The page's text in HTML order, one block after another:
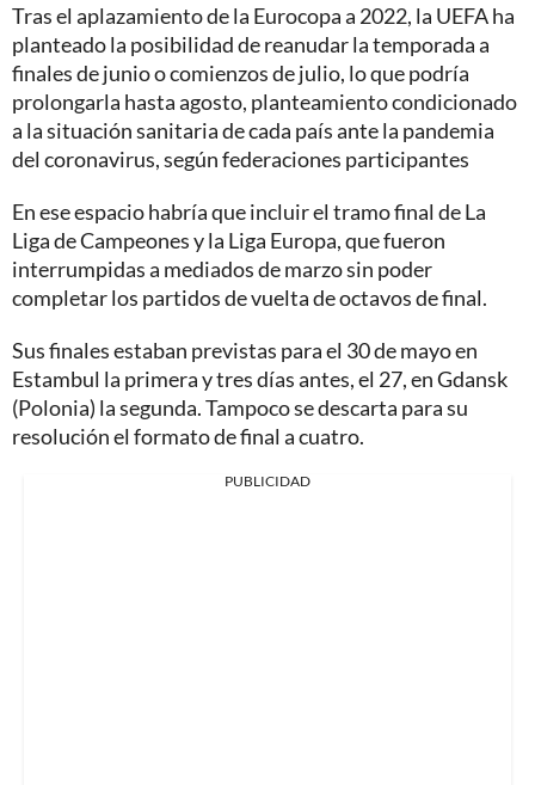
Tras el aplazamiento de la Eurocopa a 2022, la UEFA ha
planteado la posibilidad de reanudar la temporada a
finales de junio o comienzos de julio, lo que podría
prolongarla hasta agosto, planteamiento condicionado
a la situación sanitaria de cada país ante la pandemia
del coronavirus, según federaciones participantes
En ese espacio habría que incluir el tramo final de La
Liga de Campeones y la Liga Europa, que fueron
interrumpidas a mediados de marzo sin poder
completar los partidos de vuelta de octavos de final.
Sus finales estaban previstas para el 30 de mayo en
Estambul la primera y tres días antes, el 27, en Gdansk
(Polonia) la segunda. Tampoco se descarta para su
resolución el formato de final a cuatro.
PUBLICIDAD